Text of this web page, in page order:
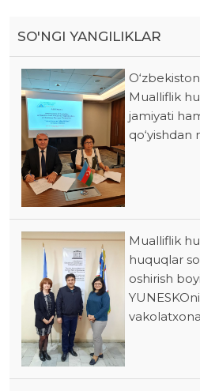
SO'NGI YANGILIKLAR
Mualliflik
jamiyati
Mualliflik
huquqlar
oshirish